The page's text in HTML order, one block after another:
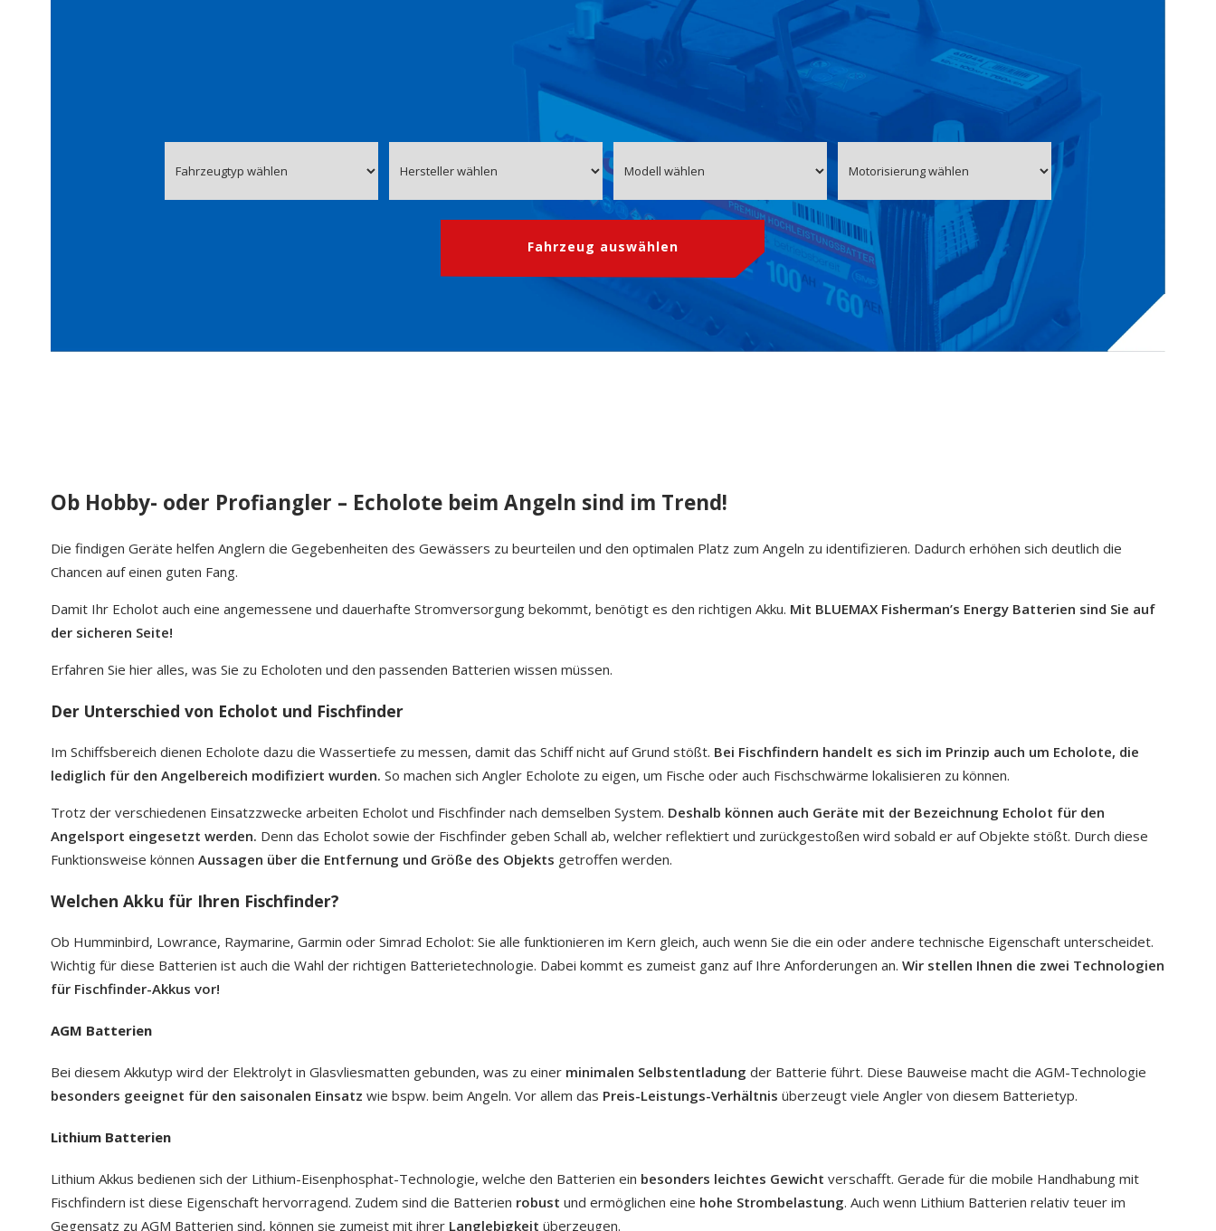
Fahrzeug auswählen
Ob Hobby- oder Profiangler – Echolote beim Angeln sind im Trend!
Die findigen Geräte helfen Anglern die Gegebenheiten des Gewässers zu beurteilen und den optimalen Platz zum Angeln zu identifizieren. Dadurch erhöhen sich deutlich die
Chancen auf einen guten Fang.
Damit Ihr Echolot auch eine angemessene und dauerhafte Stromversorgung bekommt, benötigt es den richtigen Akku. Mit BLUEMAX Fisherman’s Energy Batterien sind Sie auf
der sicheren Seite!
Erfahren Sie hier alles, was Sie zu Echoloten und den passenden Batterien wissen müssen.
Der Unterschied von Echolot und Fischfinder
Im Schiffsbereich dienen Echolote dazu die Wassertiefe zu messen, damit das Schiff nicht auf Grund stößt. Bei Fischfindern handelt es sich im Prinzip auch um Echolote, die
lediglich für den Angelbereich modifiziert wurden. So machen sich Angler Echolote zu eigen, um Fische oder auch Fischschwärme lokalisieren zu können.
Trotz der verschiedenen Einsatzzwecke arbeiten Echolot und Fischfinder nach demselben System. Deshalb können auch Geräte mit der Bezeichnung Echolot für den
Angelsport eingesetzt werden. Denn das Echolot sowie der Fischfinder geben Schall ab, welcher reflektiert und zurückgestoßen wird sobald er auf Objekte stößt. Durch diese
Funktionsweise können Aussagen über die Entfernung und Größe des Objekts getroffen werden.
Welchen Akku für Ihren Fischfinder?
Ob Humminbird, Lowrance, Raymarine, Garmin oder Simrad Echolot: Sie alle funktionieren im Kern gleich, auch wenn Sie die ein oder andere technische Eigenschaft unterscheidet.
Wichtig für diese Batterien ist auch die Wahl der richtigen Batterietechnologie. Dabei kommt es zumeist ganz auf Ihre Anforderungen an. Wir stellen Ihnen die zwei Technologien
für Fischfinder-Akkus vor!
AGM Batterien
Bei diesem Akkutyp wird der Elektrolyt in Glasvliesmatten gebunden, was zu einer minimalen Selbstentladung der Batterie führt. Diese Bauweise macht die AGM-Technologie
besonders geeignet für den saisonalen Einsatz wie bspw. beim Angeln. Vor allem das Preis-Leistungs-Verhältnis überzeugt viele Angler von diesem Batterietyp.
Lithium Batterien
Lithium Akkus bedienen sich der Lithium-Eisenphosphat-Technologie, welche den Batterien ein besonders leichtes Gewicht verschafft. Gerade für die mobile Handhabung mit
Fischfindern ist diese Eigenschaft hervorragend. Zudem sind die Batterien robust und ermöglichen eine hohe Strombelastung. Auch wenn Lithium Batterien relativ teuer im
Gegensatz zu AGM Batterien sind, können sie zumeist mit ihrer Langlebigkeit überzeugen.